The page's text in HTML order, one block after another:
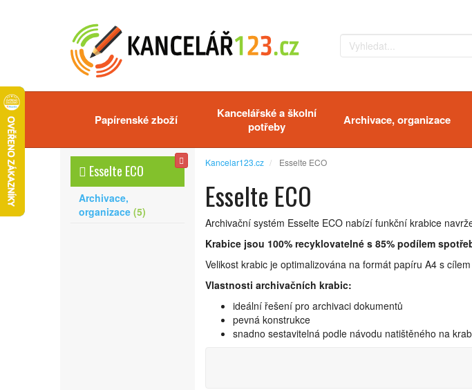
Papírenské zboží
Kancelářské a školní
potřeby
Archivace, organizace
Kancelar123.cz Esselte ECO
Esselte ECO
Archivační systém Esselte ECO nabízí funkční krabice
Krabice jsou 100% recyklovatelné s 85% podílem
Velikost krabic je optimalizována na formát papíru A4 s
Vlastnosti archivačních krabic:
ideální řešení pro archivaci dokumentů
pevná konstrukce
snadno sestavitelná podle návodu natištěného na
Esselte ECO
Archivace,
organizace (5)